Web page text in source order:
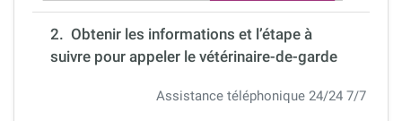
2. Obtenir les informations et l’étape à
suivre pour appeler le vétérinaire-de-garde
Assistance téléphonique 24/24 7/7